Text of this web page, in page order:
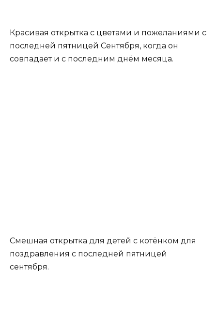
Красивая открытка с цветами и пожеланиями с
последней пятницей Сентября, когда он
совпадает и с последним днём месяца.
Смешная открытка для детей с котёнком для
поздравления с последней пятницей
сентября.